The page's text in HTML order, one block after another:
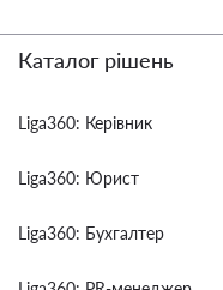
Каталог рішень
Liga360: Керівник
Liga360: Юрист
Liga360: Бухгалтер